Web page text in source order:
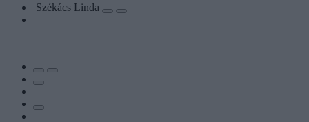
Székács Linda